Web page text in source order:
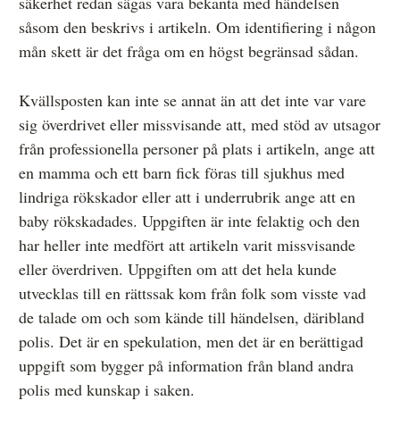
såsom den beskrivs i artikeln. Om identifiering i någon
mån skett är det fråga om en högst begränsad sådan.
Kvällsposten kan inte se annat än att det inte var vare
sig överdrivet eller missvisande att, med stöd av utsagor
från professionella personer på plats i artikeln, ange att
en mamma och ett barn fick föras till sjukhus med
lindriga rökskador eller att i underrubrik ange att en
baby rökskadades. Uppgiften är inte felaktig och den
har heller inte medfört att artikeln varit missvisande
eller överdriven. Uppgiften om att det hela kunde
utvecklas till en rättssak kom från folk som visste vad
de talade om och som kände till händelsen, däribland
polis. Det är en spekulation, men det är en berättigad
uppgift som bygger på information från bland andra
polis med kunskap i saken.